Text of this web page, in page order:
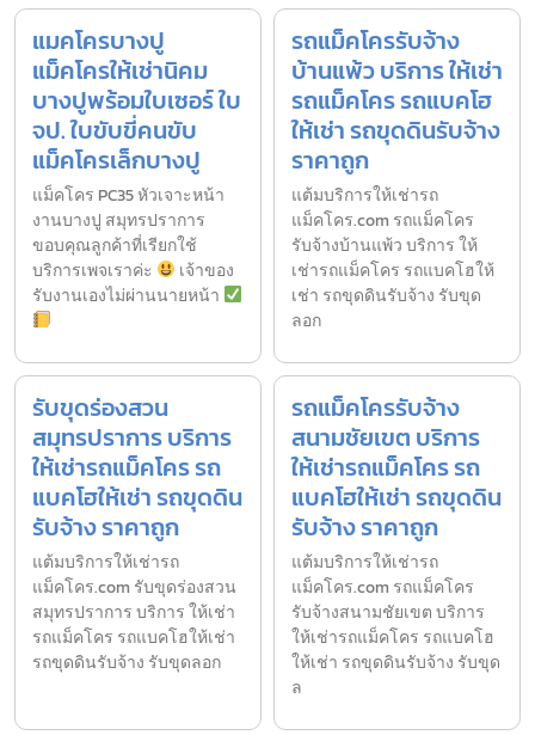
แมคโครบางปู
แม็คโครให้เช่านิคม
บางปูพร้อมใบเซอร์ ใบ
จป. ใบขับขี่คนขับ
แม็คโครเล็กบางปู
แม็คโคร PC35 หัวเจาะหน้า
งานบางปู สมุทรปราการ
ขอบคุณลูกค้าที่เรียกใช้
บริการเพจเราค่ะ
เจ้าของ
รับงานเองไม่ผ่านนายหน้า
รถแม็คโครรับจ้าง
บ้านแพ้ว บริการ ให้เช่า
รถแม็คโคร รถแบคโฮ
ให้เช่า รถขุดดินรับจ้าง
ราคาถูก
แต้มบริการให้เช่ารถ
แม็คโคร.com รถแม็คโคร
รับจ้างบ้านแพ้ว บริการ ให้
เช่ารถแม็คโคร รถแบคโฮให้
เช่า รถขุดดินรับจ้าง รับขุด
ลอก
รับขุดร่องสวน
สมุทรปราการ บริการ
ให้เช่ารถแม็คโคร รถ
แบคโฮให้เช่า รถขุดดิน
รับจ้าง ราคาถูก
แต้มบริการให้เช่ารถ
แม็คโคร.com รับขุดร่องสวน
สมุทรปราการ บริการ ให้เช่า
รถแม็คโคร รถแบคโฮให้เช่า
รถขุดดินรับจ้าง รับขุดลอก
รถแม็คโครรับจ้าง
สนามชัยเขต บริการ
ให้เช่ารถแม็คโคร รถ
แบคโฮให้เช่า รถขุดดิน
รับจ้าง ราคาถูก
แต้มบริการให้เช่ารถ
แม็คโคร.com รถแม็คโคร
รับจ้างสนามชัยเขต บริการ
ให้เช่ารถแม็คโคร รถแบคโฮ
ให้เช่า รถขุดดินรับจ้าง รับขุด
ล